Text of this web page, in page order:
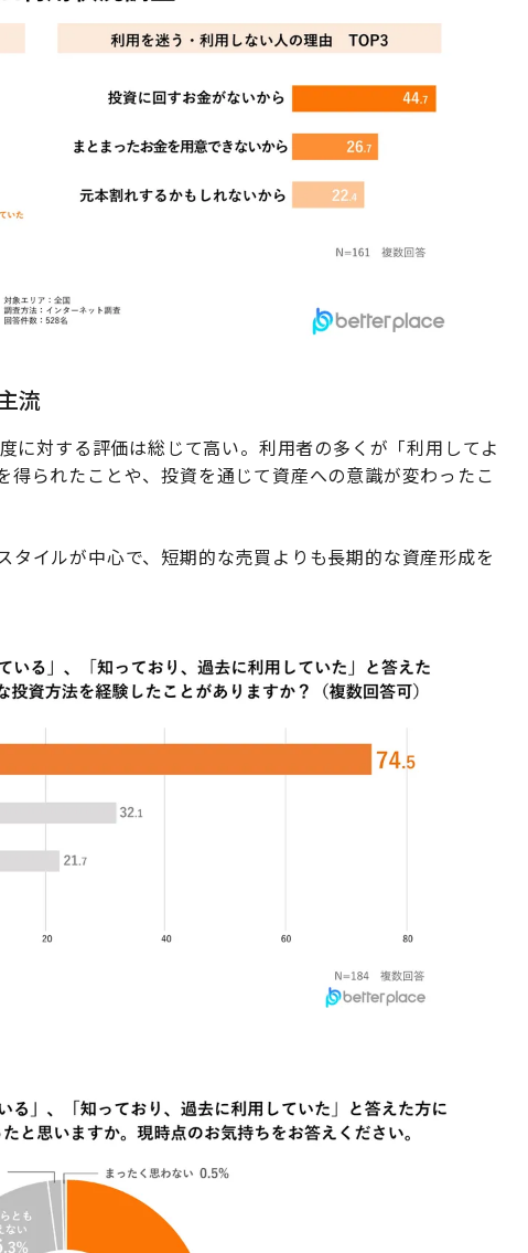
流
に対する評価は総じて高い。利用者の多くが「利用してよ
られたことや、投資を通じて資産への意識が変わったこ
イルが中心で、短期的な売買よりも長期的な資産形成を